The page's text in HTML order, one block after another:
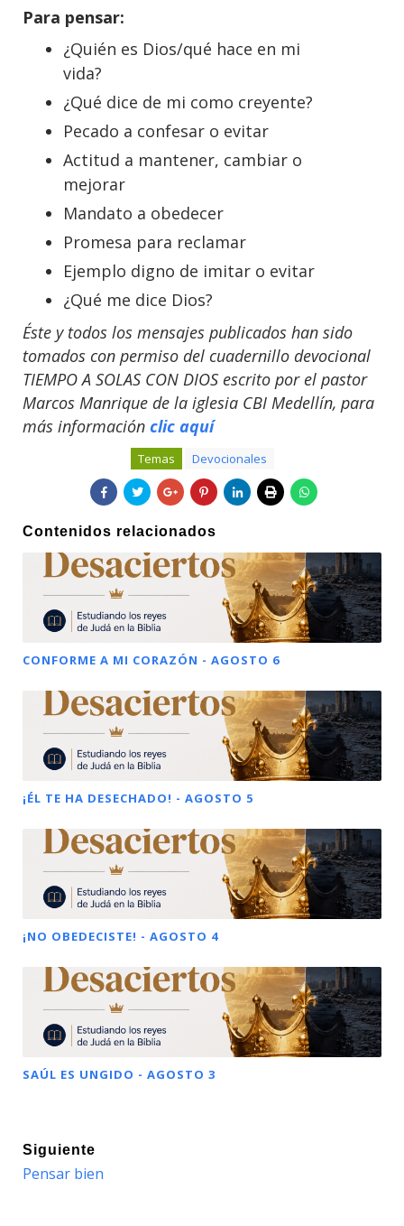
Para pensar:
¿Quién es Dios/qué hace en mi
vida?
¿Qué dice de mi como creyente?
Pecado a confesar o evitar
Actitud a mantener, cambiar o
mejorar
Mandato a obedecer
Promesa para reclamar
Ejemplo digno de imitar o evitar
¿Qué me dice Dios?
Éste y todos los mensajes publicados han sido
tomados con permiso del cuadernillo devocional
TIEMPO A SOLAS CON DIOS escrito por el pastor
Marcos Manrique de la iglesia CBI Medellín, para
más información clic aquí
Temas Devocionales
Contenidos relacionados
CONFORME A MI CORAZÓN - AGOSTO 6
¡ÉL TE HA DESECHADO! - AGOSTO 5
¡NO OBEDECISTE! - AGOSTO 4
SAÚL ES UNGIDO - AGOSTO 3
Siguiente
Pensar bien